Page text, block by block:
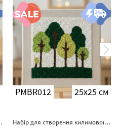
PMBR012 25x25 см
Набір для створення килимової вишивки "Зелений спокій"